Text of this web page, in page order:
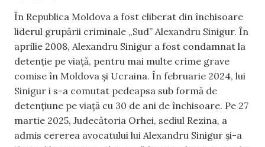
În Republica Moldova a fost eliberat din închisoare
liderul grupării criminale „Sud” Alexandru Sinigur. În
aprilie 2008, Alexandru Sinigur a fost condamnat la
detenție pe viață, pentru mai multe crime grave
comise în Moldova și Ucraina. În februarie 2024, lui
Sinigur i s-a comutat pedeapsa sub formă de
detențiune pe viață cu 30 de ani de închisoare. Pe 27
martie 2025, Judecătoria Orhei, sediul Rezina, a
admis cererea avocatului lui Alexandru Sinigur și-a